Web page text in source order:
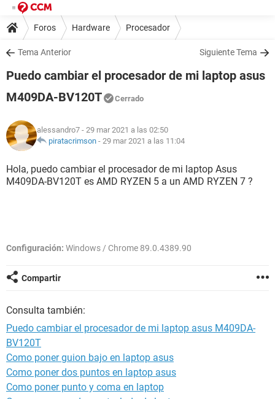
Foros Hardware Procesador
Tema Anterior Siguiente Tema
Puedo cambiar el procesador de mi laptop asus
M409DA-BV120T
Cerrado
alessandro7 - 29 mar 2021 a las 02:50
piratacrimson - 29 mar 2021 a las 11:04
Hola, puedo cambiar el procesador de mi laptop Asus
M409DA-BV120T es AMD RYZEN 5 a un AMD RYZEN 7 ?
Configuración: Windows / Chrome 89.0.4389.90
Compartir
Consulta también:
Puedo cambiar el procesador de mi laptop asus M409DA-
BV120T
Como poner guion bajo en laptop asus
Como poner dos puntos en laptop asus
Como poner punto y coma en laptop